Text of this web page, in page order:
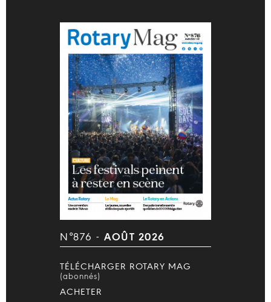
N°876 - AOÛT 2026
TÉLÉCHARGER ROTARY MAG
(abonnés)
ACHETER